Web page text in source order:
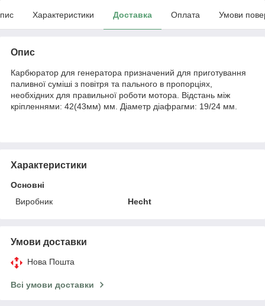
Характеристики Доставка Оплата Умови
Опис
Карбюратор для генератора призначений для приготування
паливної суміші з повітря та пального в пропорціях,
необхідних для правильної роботи мотора. Відстань між
кріпленнями: 42(43мм) мм. Діаметр діафрагми: 19/24 мм.
Характеристики
Основні
Виробник
Hecht
Умови доставки
Нова Пошта
Всі умови доставки